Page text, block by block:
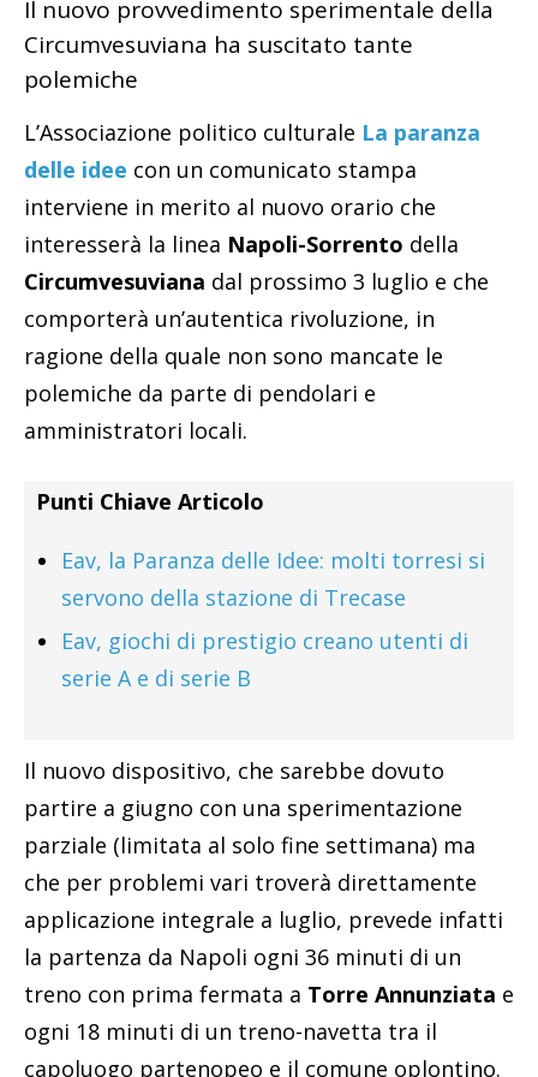
Il nuovo provvedimento sperimentale della
Circumvesuviana ha suscitato tante
polemiche
L’Associazione politico culturale La paranza
delle idee con un comunicato stampa
interviene in merito al nuovo orario che
interesserà la linea Napoli-Sorrento della
Circumvesuviana dal prossimo 3 luglio e che
comporterà un’autentica rivoluzione, in
ragione della quale non sono mancate le
polemiche da parte di pendolari e
amministratori locali.
Punti Chiave Articolo
Eav, la Paranza delle Idee: molti torresi si
servono della stazione di Trecase
Eav, giochi di prestigio creano utenti di
serie A e di serie B
Il nuovo dispositivo, che sarebbe dovuto
partire a giugno con una sperimentazione
parziale (limitata al solo fine settimana) ma
che per problemi vari troverà direttamente
applicazione integrale a luglio, prevede infatti
la partenza da Napoli ogni 36 minuti di un
treno con prima fermata a Torre Annunziata e
ogni 18 minuti di un treno-navetta tra il
capoluogo partenopeo e il comune oplontino.